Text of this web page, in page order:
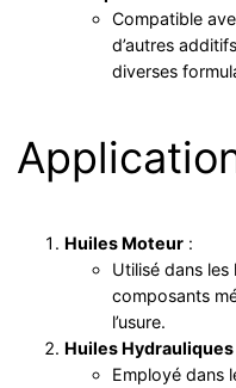
Compatible
d’autres
diverses
Huiles Moteur :
Utilisé dans
composants
l’usure.
Huiles Hydrauliques
Employé dans